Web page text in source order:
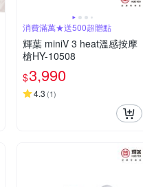
消費滿萬★送500超贈點
輝葉 miniV 3 heat溫感按摩
槍HY-10508
$3,990
4.3 (1)